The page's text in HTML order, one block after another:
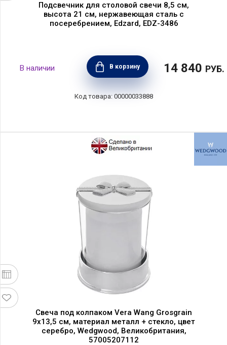
Подсвечник для столовой свечи 8,5 см,
высота 21 см, нержавеющая сталь с
посеребрением, Edzard, EDZ-3486
В корзину 14 840 РУБ.
00000033888
Свеча под колпаком Vera Wang Grosgrain
9x13,5 см, материал металл + стекло, цвет
серебро, Wedgwood, Великобритания,
57005207112